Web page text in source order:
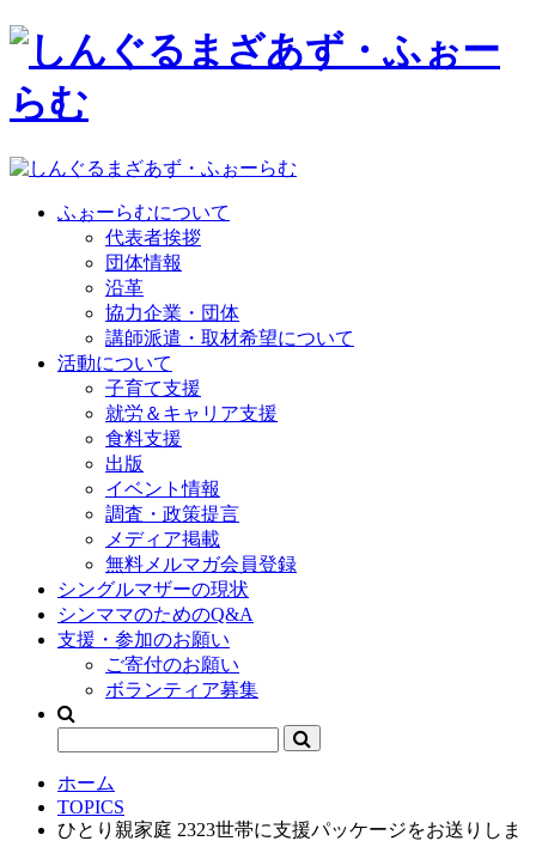
ふぉーらむについて
代表者挨拶
団体情報
沿革
協力企業・団体
講師派遣・取材希望について
活動について
子育て支援
就労＆キャリア支援
食料支援
出版
イベント情報
調査・政策提言
メディア掲載
無料メルマガ会員登録
シングルマザーの現状
シンママのためのQ&A
支援・参加のお願い
ご寄付のお願い
ボランティア募集
ホーム
TOPICS
ひとり親家庭 2323世帯に支援パッケージをお送りしま